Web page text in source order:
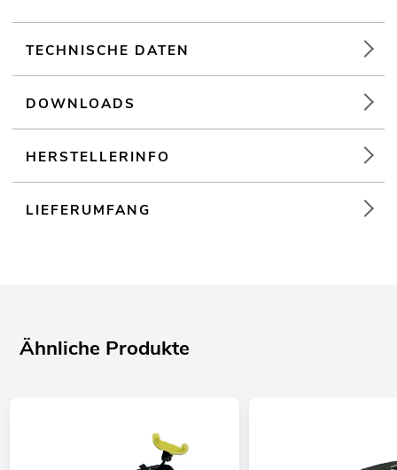
TECHNISCHE DATEN
DOWNLOADS
HERSTELLERINFO
LIEFERUMFANG
Ähnliche Produkte